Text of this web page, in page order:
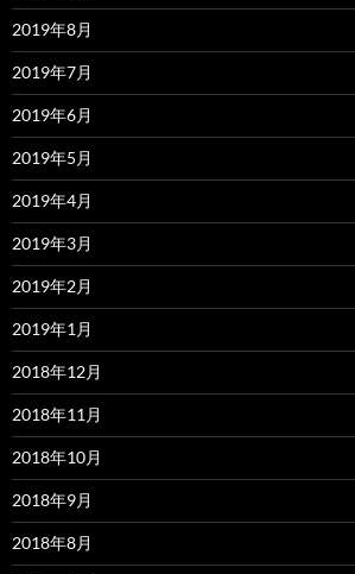
2019年8月
2019年7月
2019年6月
2019年5月
2019年4月
2019年3月
2019年2月
2019年1月
2018年12月
2018年11月
2018年10月
2018年9月
2018年8月